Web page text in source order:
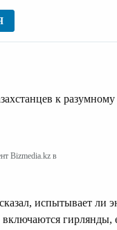
Казахстана
к
Bizmedia.kz в
испытывает ли
включаются